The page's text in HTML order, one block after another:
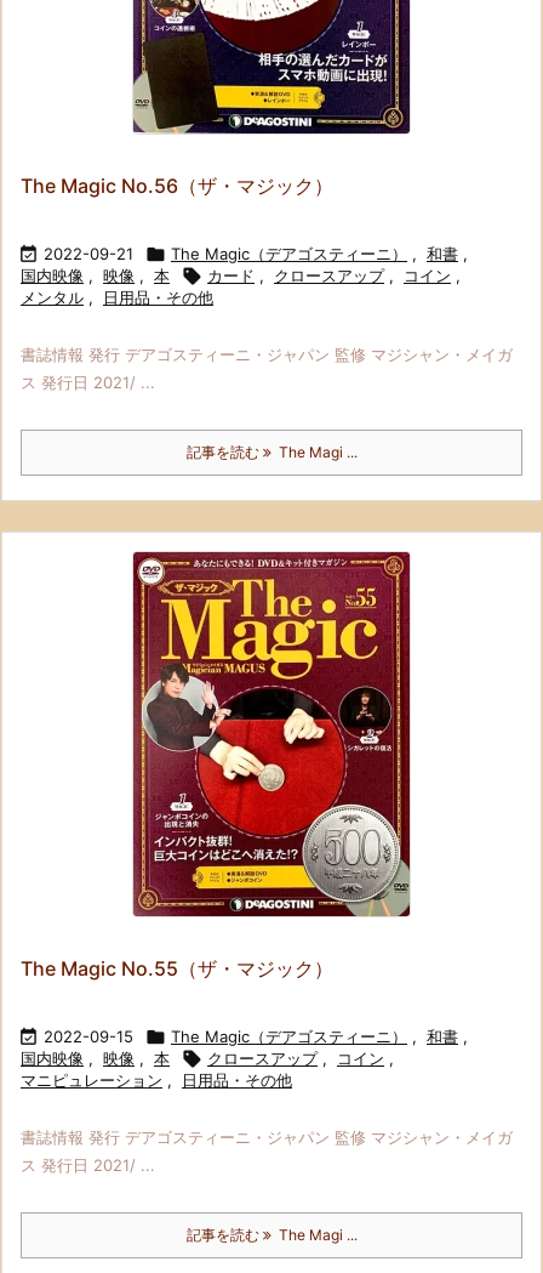
The Magic No.56（ザ・マジック）
 2022-09-21  The Magic（デアゴスティーニ） , 和書 ,
国内映像 , 映像 , 本  カード , クロースアップ , コイン ,
メンタル , 日用品・その他
書誌情報 発行 デアゴスティーニ・ジャパン 監修 マジシャン・メイガ
ス 発行日 2021/ ...
記事を読む The Magi ...
The Magic No.55（ザ・マジック）
 2022-09-15  The Magic（デアゴスティーニ） , 和書 ,
国内映像 , 映像 , 本  クロースアップ , コイン ,
マニピュレーション , 日用品・その他
書誌情報 発行 デアゴスティーニ・ジャパン 監修 マジシャン・メイガ
ス 発行日 2021/ ...
記事を読む The Magi ...